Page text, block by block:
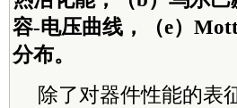
容-电压曲线，（e）
分布。
除了对器件性能的表